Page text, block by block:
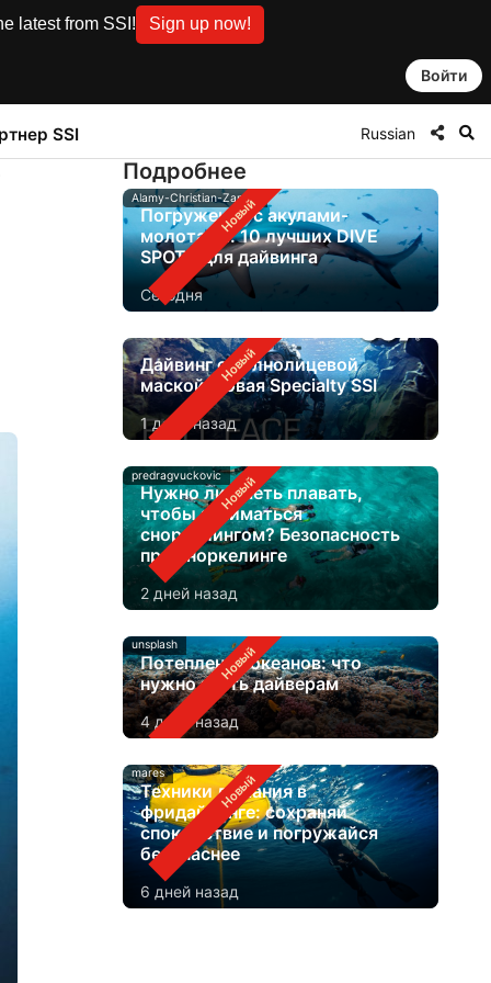
latest from SSI! Sign up now!
Войти
SSI Russian
Подробнее
Alamy-Christian-Zappel
Погружения с акулами-
молотами: 10 лучших DIVE
SPOTS для дайвинга
Сегодня
Дайвинг с полнолицевой
маской: новая Specialty SSI
1 день назад
predragvuckovic
Нужно ли уметь плавать,
чтобы заниматься
сноркелингом? Безопасность
при сноркелинге
2 дней назад
unsplash
Потепление океанов: что
нужно знать дайверам
4 дней назад
mares
Техники дыхания в
фридайвинге: сохраняй
спокойствие и погружайся
безопаснее
6 дней назад